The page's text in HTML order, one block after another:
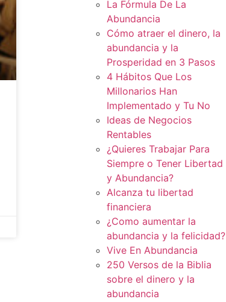
La Fórmula De La
Abundancia
Cómo atraer el dinero, la
abundancia y la
Prosperidad en 3 Pasos
4 Hábitos Que Los
Millonarios Han
Implementado y Tu No
Ideas de Negocios
Rentables
¿Quieres Trabajar Para
Siempre o Tener Libertad
y Abundancia?
Alcanza tu libertad
financiera
¿Como aumentar la
abundancia y la felicidad?
Vive En Abundancia
250 Versos de la Biblia
sobre el dinero y la
abundancia